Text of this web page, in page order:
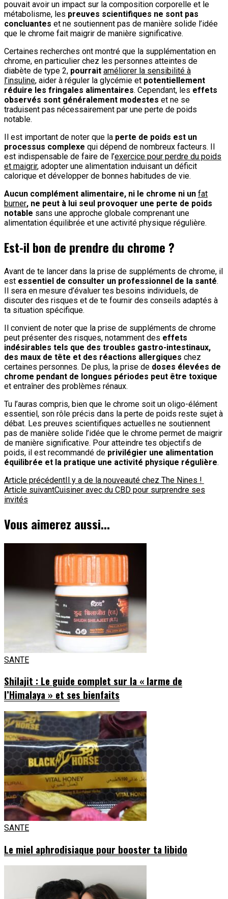
pouvait avoir un impact sur la composition corporelle et le
métabolisme, les preuves scientifiques ne sont pas
concluantes et ne soutiennent pas de manière solide l’idée
que le chrome fait maigrir de manière significative.
Certaines recherches ont montré que la supplémentation en
chrome, en particulier chez les personnes atteintes de
diabète de type 2, pourrait améliorer la sensibilité à
l’insuline, aider à réguler la glycémie et potentiellement
réduire les fringales alimentaires. Cependant, les effets
observés sont généralement modestes et ne se
traduisent pas nécessairement par une perte de poids
notable.
Il est important de noter que la perte de poids est un
processus complexe qui dépend de nombreux facteurs. Il
est indispensable de faire de l’exercice pour perdre du poids
et maigrir, adopter une alimentation induisant un déficit
calorique et développer de bonnes habitudes de vie.
Aucun complément alimentaire, ni le chrome ni un fat
burner, ne peut à lui seul provoquer une perte de poids
notable sans une approche globale comprenant une
alimentation équilibrée et une activité physique régulière.
Est-il bon de prendre du chrome ?
Avant de te lancer dans la prise de suppléments de chrome, il
est essentiel de consulter un professionnel de la santé.
Il sera en mesure d’évaluer tes besoins individuels, de
discuter des risques et de te fournir des conseils adaptés à
ta situation spécifique.
Il convient de noter que la prise de suppléments de chrome
peut présenter des risques, notamment des effets
indésirables tels que des troubles gastro-intestinaux,
des maux de tête et des réactions allergiques chez
certaines personnes. De plus, la prise de doses élevées de
chrome pendant de longues périodes peut être toxique
et entraîner des problèmes rénaux.
Tu l’auras compris, bien que le chrome soit un oligo-élément
essentiel, son rôle précis dans la perte de poids reste sujet à
débat. Les preuves scientifiques actuelles ne soutiennent
pas de manière solide l’idée que le chrome permet de maigrir
de manière significative. Pour atteindre tes objectifs de
poids, il est recommandé de privilégier une alimentation
équilibrée et la pratique une activité physique régulière.
Navigation
d'article
Article précédentIl y a de la nouveauté chez The Nines !
Article suivantCuisiner avec du CBD pour surprendre ses
invités
Vous aimerez aussi...
SANTE
Shilajit : Le guide complet sur la « larme de
l’Himalaya » et ses bienfaits
SANTE
Le miel aphrodisiaque pour booster ta libido